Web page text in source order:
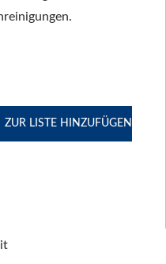
ZUR LISTE HINZUFÜGEN